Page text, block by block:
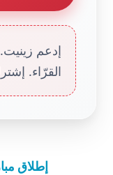
إدعم
القرّاء.
إطلاق